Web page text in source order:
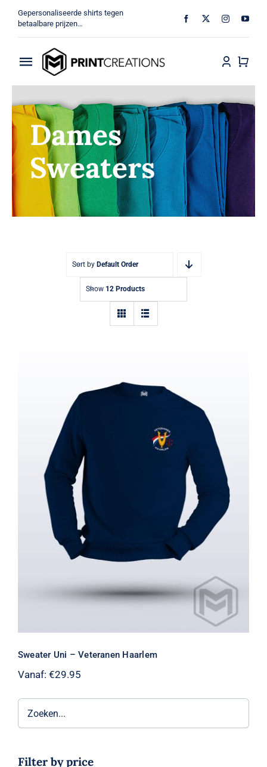
naar
inhoud
Gepersonaliseerde shirts tegen
betaalbare prijzen…
Toggle
Navigation
Militair
Veteraan
Dames
Sweaters
Sort by Default Order
Show 12 Products
Sweater Uni – Veteranen Haarlem
Sweater Uni – Veteranen Haarlem
Vanaf: €29.95
Filter by price